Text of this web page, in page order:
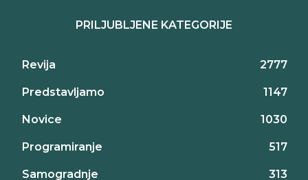
PRILJUBLJENE KATEGORIJE
Revija 2777
Predstavljamo 1147
Novice 1030
Programiranje 517
Samogradnje 313